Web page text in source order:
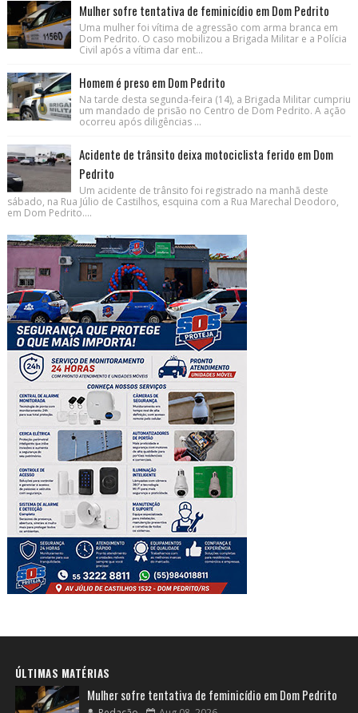
Mulher sofre tentativa de feminicídio em Dom Pedrito
Uma mulher foi vítima de agressão com arma branca em
Dom Pedrito. O caso mobilizou a Brigada Militar e a Polícia
Civil após a vítima dar ent...
Homem é preso em Dom Pedrito
Na tarde desta segunda-feira (14), a Brigada Militar cumpriu
um mandado de prisão no Centro de Dom Pedrito. A ação
ocorreu após diligências ...
Acidente de trânsito deixa motociclista ferido em Dom
Pedrito
Um acidente de trânsito foi registrado na manhã deste
sábado, na Rua Júlio de Castilhos, esquina com a Rua Marechal Deodoro,
em Dom Pedrito....
ÚLTIMAS MATÉRIAS
Mulher sofre tentativa de feminicídio em Dom Pedrito